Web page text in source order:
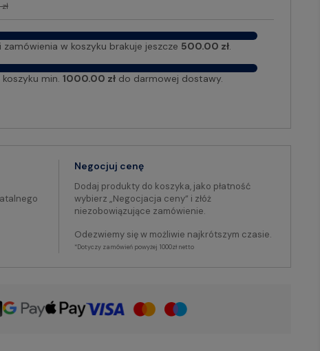
w koszyku brakuje jeszcze 500.00 zł.
min. 1000.00 złdo darmowej dostawy.
Negocjuj cenę
Dodaj produkty do koszyka, jako płatność
wybierz „Negocjacja ceny” i złóż
niezobowiązujące zamówienie.
Odezwiemy się w możliwie najkrótszym czasie.
*Dotyczy zamówień powyżej 1000zł netto